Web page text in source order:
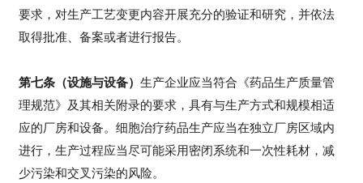
要求，对生产工艺变更内容开展充分的验证和研究，并依法
取得批准、备案或者进行报告。
第七条（设施与设备） 生产企业应当符合《药品生产质量管
理规范》及其相关附录的要求，具有与生产方式和规模相适
应的厂房和设备。细胞治疗药品生产应当在独立厂房区域内
进行，生产过程应当尽可能采用密闭系统和一次性耗材，减
少污染和交叉污染的风险。